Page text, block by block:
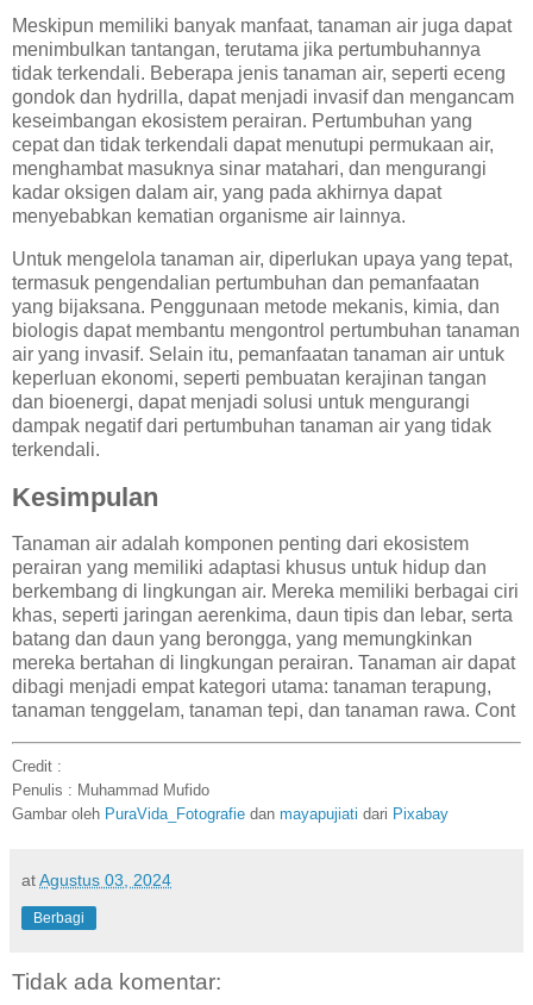
Meskipun memiliki banyak manfaat, tanaman air juga dapat
menimbulkan tantangan, terutama jika pertumbuhannya
tidak terkendali. Beberapa jenis tanaman air, seperti eceng
gondok dan hydrilla, dapat menjadi invasif dan mengancam
keseimbangan ekosistem perairan. Pertumbuhan yang
cepat dan tidak terkendali dapat menutupi permukaan air,
menghambat masuknya sinar matahari, dan mengurangi
kadar oksigen dalam air, yang pada akhirnya dapat
menyebabkan kematian organisme air lainnya.
Untuk mengelola tanaman air, diperlukan upaya yang tepat,
termasuk pengendalian pertumbuhan dan pemanfaatan
yang bijaksana. Penggunaan metode mekanis, kimia, dan
biologis dapat membantu mengontrol pertumbuhan tanaman
air yang invasif. Selain itu, pemanfaatan tanaman air untuk
keperluan ekonomi, seperti pembuatan kerajinan tangan
dan bioenergi, dapat menjadi solusi untuk mengurangi
dampak negatif dari pertumbuhan tanaman air yang tidak
terkendali.
Kesimpulan
Tanaman air adalah komponen penting dari ekosistem
perairan yang memiliki adaptasi khusus untuk hidup dan
berkembang di lingkungan air. Mereka memiliki berbagai ciri
khas, seperti jaringan aerenkima, daun tipis dan lebar, serta
batang dan daun yang berongga, yang memungkinkan
mereka bertahan di lingkungan perairan. Tanaman air dapat
dibagi menjadi empat kategori utama: tanaman terapung,
tanaman tenggelam, tanaman tepi, dan tanaman rawa. Cont
Credit :
Penulis : Muhammad Mufido
Gambar oleh PuraVida_Fotografie dan mayapujiati dari Pixabay
atAgustus 03, 2024
Berbagi
Tidak ada komentar: